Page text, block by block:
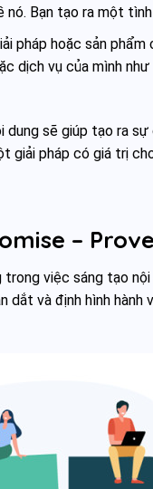
Bạn tạo ra một
pháp hoặc sản
dịch vụ của mình
dung sẽ giúp tạo ra
giải pháp có giá trị
–
việc sáng tạo
dắt và định hình